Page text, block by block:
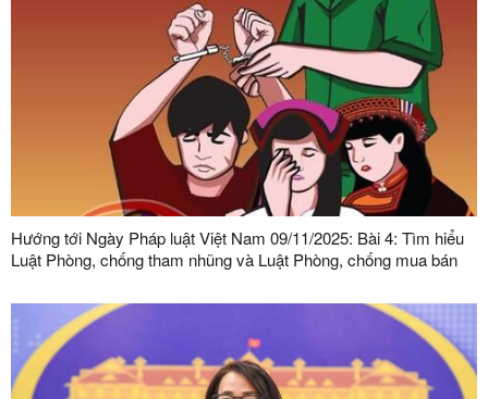
Hướng tới Ngày Pháp luật Việt Nam 09/11/2025: Bài 4: Tìm hiểu
Luật Phòng, chống tham nhũng và Luật Phòng, chống mua bán